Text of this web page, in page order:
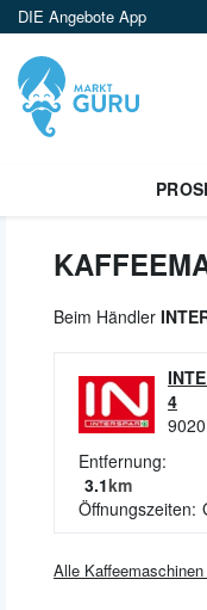
DIE Angebote App
Beim Händler
4
9020
Entfernung:
3.1km
Öffnungszeiten:
Alle Kaffeemaschinen